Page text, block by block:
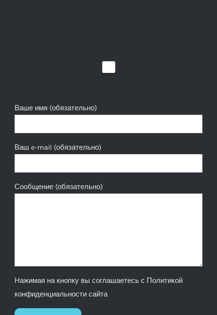
Ваше имя (обязательно)
Ваш e-mail (обязательно)
Сообщение (обязательно)
Нажимая на кнопку вы соглашаетесь с Политикой
конфиденциальности сайта